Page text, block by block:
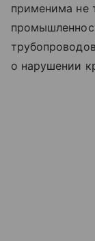
применима не
о нарушении